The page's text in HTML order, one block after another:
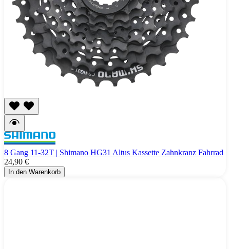
8 Gang 11-32T | Shimano HG31 Altus Kassette Zahnkranz Fahrrad
24,90 €
In den Warenkorb